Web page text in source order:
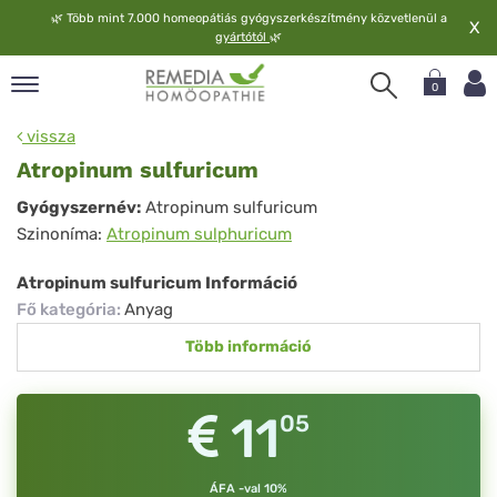
🌿 Több mint 7.000 homeopátiás gyógyszerkészítmény közvetlenül a
gyártótól 🌿 X
0
vissza
Atropinum sulfuricum
Atropinum
sulfuricum
Gyógyszernév: Atropinum sulfuricum
Szinoníma: Atropinum sulphuricum
Atropinum sulfuricum Információ
Fő kategória: Anyag
Több információ
1105
ÁFA -val 10%